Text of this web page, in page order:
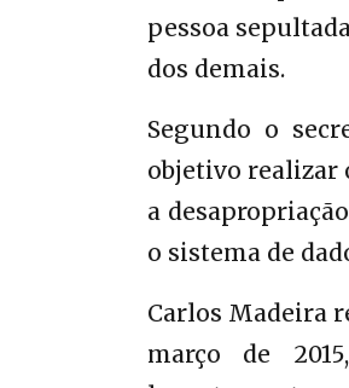
pessoa
dos demais.
Segundo o
objetivo realizar
a
o sistema de
Carlos Madeira
março de